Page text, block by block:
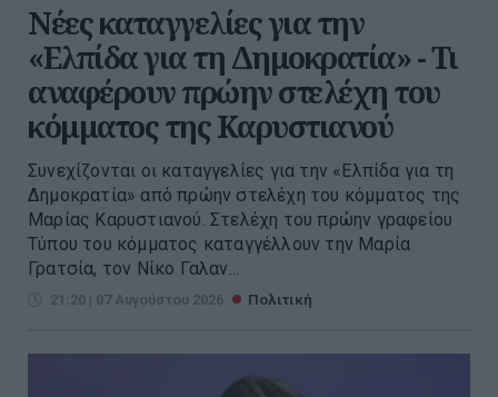
Νέες καταγγελίες για την
«Ελπίδα για τη Δημοκρατία» - Τι
αναφέρουν πρώην στελέχη του
κόμματος της Καρυστιανού
Συνεχίζονται οι καταγγελίες για την «Ελπίδα για τη
Δημοκρατία» από πρώην στελέχη του κόμματος της
Μαρίας Καρυστιανού. Στελέχη του πρώην γραφείου
Τύπου του κόμματος καταγγέλλουν την Μαρία
Γρατσία, τον Νίκο Γαλαν...
21:20 | 07 Αυγούστου 2026 Πολιτική